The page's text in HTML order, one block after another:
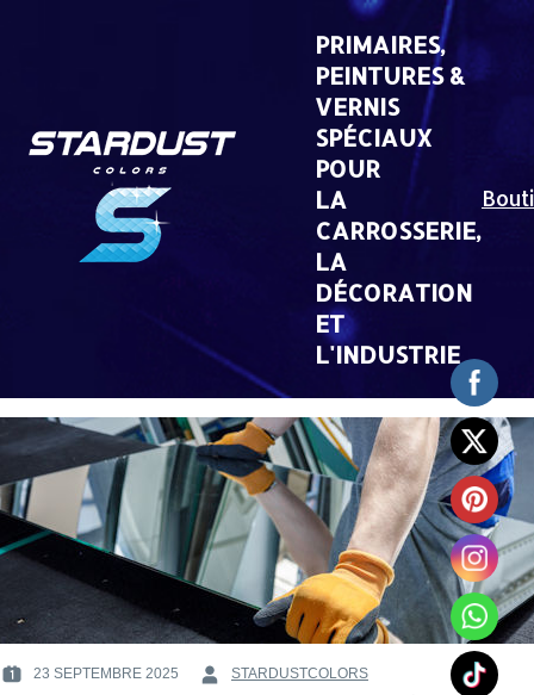
PRIMAIRES,
PEINTURES &
VERNIS
SPÉCIAUX
POUR
LA
CARROSSERIE,
LA
DÉCORATION
ET
L'INDUSTRIE
POSTED
23 SEPTEMBRE 2025
BY
STARDUSTCOLORS